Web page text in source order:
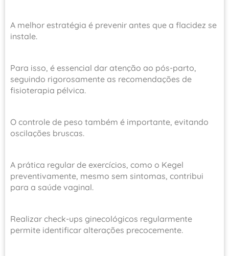
A melhor estratégia é prevenir antes que a flacidez se
instale.
Para isso, é essencial dar atenção ao pós-parto,
seguindo rigorosamente as recomendações de
fisioterapia pélvica.
O controle de peso também é importante, evitando
oscilações bruscas.
A prática regular de exercícios, como o Kegel
preventivamente, mesmo sem sintomas, contribui
para a saúde vaginal.
Realizar check-ups ginecológicos regularmente
permite identificar alterações precocemente.